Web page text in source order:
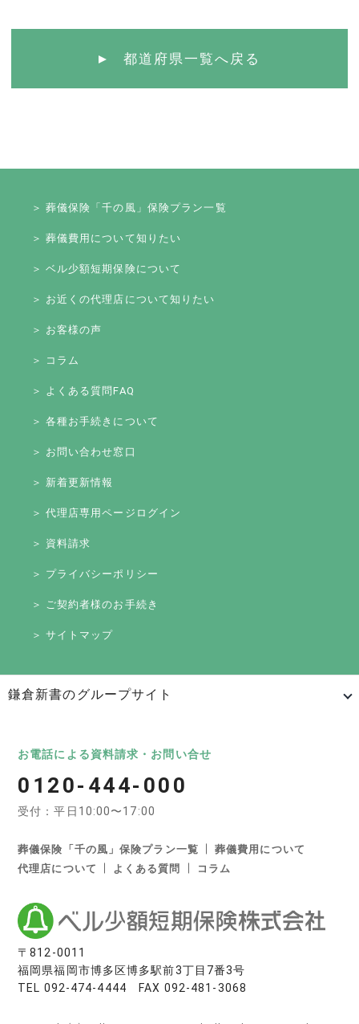
都道府県一覧へ戻る
＞ 葬儀保険「千の風」保険プラン一覧
＞ 葬儀費用について知りたい
＞ ベル少額短期保険について
＞ お近くの代理店について知りたい
＞ お客様の声
＞ コラム
＞ よくある質問FAQ
＞ 各種お手続きについて
＞ お問い合わせ窓口
＞ 新着更新情報
＞ 代理店専用ページログイン
＞ 資料請求
＞ プライバシーポリシー
＞ ご契約者様のお手続き
＞ サイトマップ
鎌倉新書のグループサイト
いいお墓 Life.（ライフドット） いいお墓-永代供養墓版
いいお墓-ペット霊園版 樹木葬なび
寺院墓地.com 優良墓石・石材店ガイド
お墓の引越し＆墓じまいくん
いい葬儀 いいお坊さん
日本最大級の仏壇仏具総合サイト「いい仏壇」
いい仏壇
お電話による資料請求・お問い合せ
0120-444-000
受付：平日10:00〜17:00
葬儀保険「千の風」保険プラン一覧
葬儀費用について
代理店について
よくある質問 コラム
〒812-0011
福岡県福岡市博多区博多駅前3丁目7番3号
TEL 092-474-4444 FAX 092-481-3068